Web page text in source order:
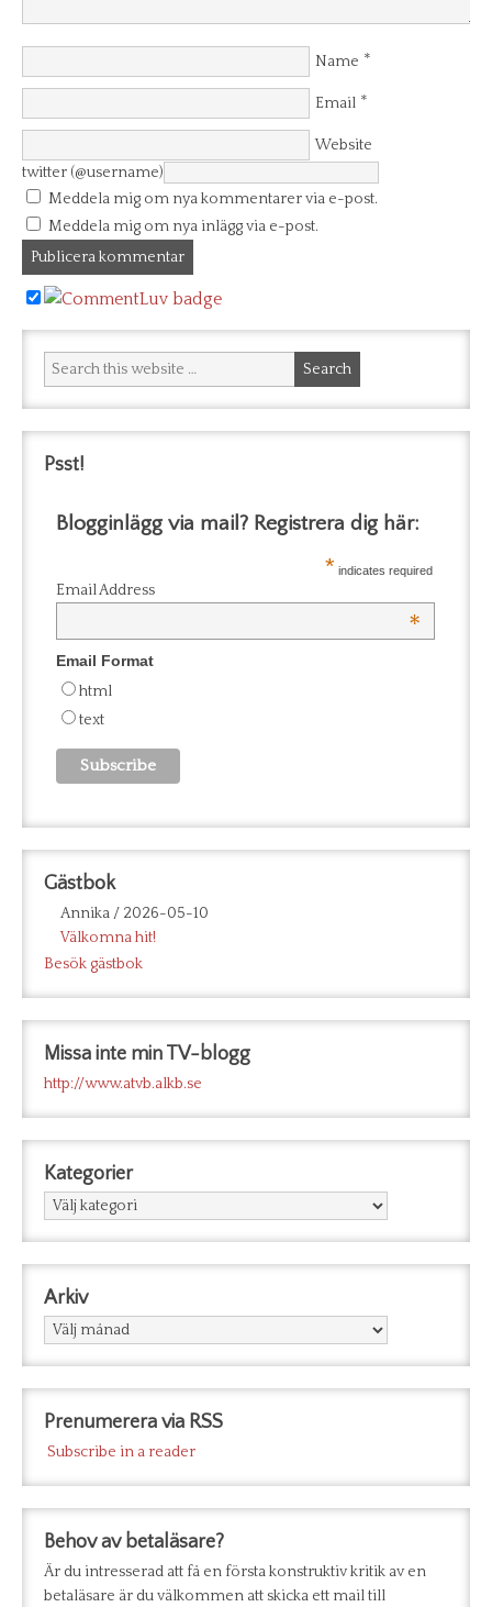
Name *
Email *
Website
twitter (@username)
Meddela mig om nya kommentarer via e-post.
Meddela mig om nya inlägg via e-post.
Psst!
Blogginlägg via mail? Registrera dig här:
* indicates required
Email Address
*
Email Format
html
text
Gästbok
Annika/ 2026-05-10
Välkomna hit!
Besök gästbok
Missa inte min TV-blogg
http://www.atvb.alkb.se
Kategorier
Kategorier
Arkiv
Arkiv
Prenumerera via RSS
Subscribe in a reader
Behov av betaläsare?
Är du intresserad att få en första konstruktiv kritik av en
betaläsare är du välkommen att skicka ett mail till